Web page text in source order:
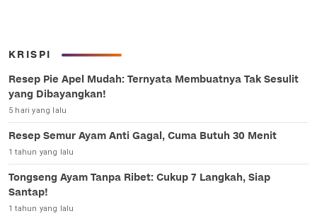
KRISPI
Resep Pie Apel Mudah: Ternyata Membuatnya Tak Sesulit
yang Dibayangkan!
5 hari yang lalu
Resep Semur Ayam Anti Gagal, Cuma Butuh 30 Menit
1 tahun yang lalu
Tongseng Ayam Tanpa Ribet: Cukup 7 Langkah, Siap
Santap!
1 tahun yang lalu